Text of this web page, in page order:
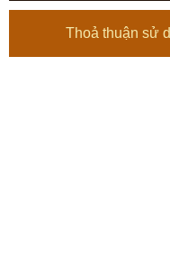
Thoả thuận sử